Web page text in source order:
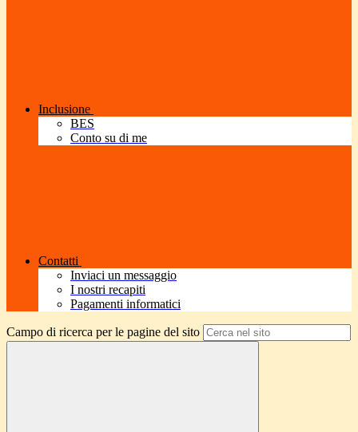
Inclusione
BES
Conto su di me
Contatti
Inviaci un messaggio
I nostri recapiti
Pagamenti informatici
Campo di ricerca per le pagine del sito